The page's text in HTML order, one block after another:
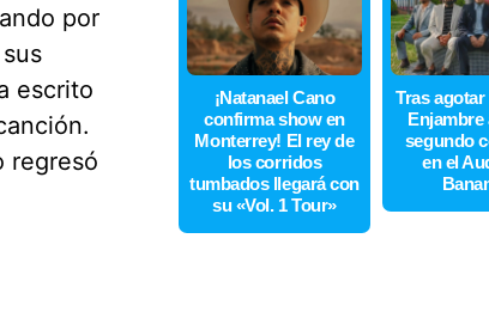
por
escrito
regresó
¡Natanael Cano
confirma show en
Monterrey! El rey de
los corridos
tumbados llegará con
su «Vol. 1 Tour»
Tras
Enjambre
segundo
en el